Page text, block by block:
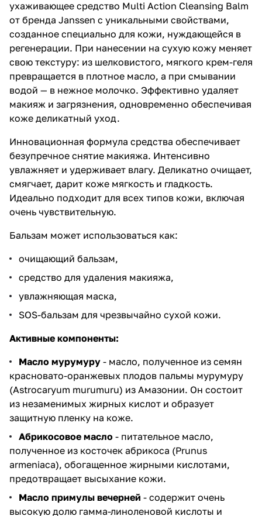
ухаживающее средство Multi Action Cleansing Balm
от бренда Janssen с уникальными свойствами,
созданное специально для кожи, нуждающейся в
регенерации. При нанесении на сухую кожу меняет
свою текстуру: из шелковистого, мягкого крем-геля
превращается в плотное масло, а при смывании
водой — в нежное молочко. Эффективно удаляет
макияж и загрязнения, одновременно обеспечивая
коже деликатный уход.
Инновационная формула средства обеспечивает
безупречное снятие макияжа. Интенсивно
увлажняет и удерживает влагу. Деликатно очищает,
смягчает, дарит коже мягкость и гладкость.
Идеально подходит для всех типов кожи, включая
очень чувствительную.
Бальзам может использоваться как:
очищающий бальзам,
средство для удаления макияжа,
увлажняющая маска,
SOS-бальзам для чрезвычайно сухой кожи.
Активные компоненты:
Масло мурумуру - масло, полученное из семян
красновато-оранжевых плодов пальмы мурумуру
(Astrocaryum murumuru) из Амазонии. Он состоит
из незаменимых жирных кислот и образует
защитную пленку на коже.
Абрикосовое масло - питательное масло,
полученное из косточек абрикоса (Prunus
armeniaca), обогащенное жирными кислотами,
предотвращает высыхание кожи.
Масло примулы вечерней - содержит очень
высокую долю гамма-линоленовой кислоты и